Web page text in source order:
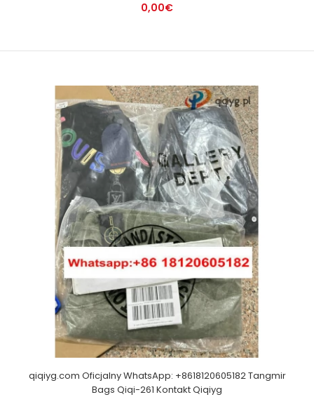
0,00€
qiqiyg.com Oficjalny WhatsApp: +8618120605182 Tangmir
Bags Qiqi-261 Kontakt Qiqiyg